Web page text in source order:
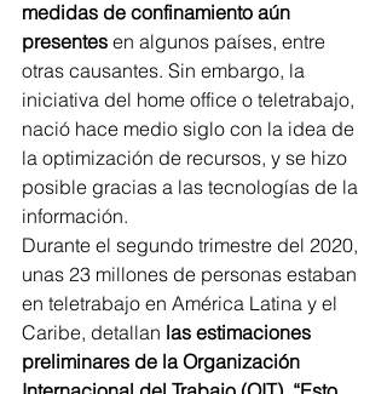
medidas de confinamiento aún
presentes en algunos países, entre
otras causantes. Sin embargo, la
iniciativa del home office o teletrabajo,
nació hace medio siglo con la idea de
la optimización de recursos, y se hizo
posible gracias a las tecnologías de la
información.
Durante el segundo trimestre del 2020,
unas 23 millones de personas estaban
en teletrabajo en América Latina y el
Caribe, detallan las estimaciones
preliminares de la Organización